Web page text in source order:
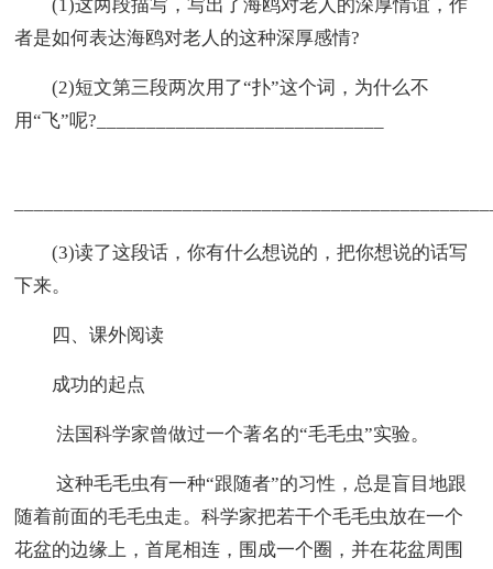
(1)这两段描写，写出了海鸥对老人的深厚情谊，作
者是如何表达海鸥对老人的这种深厚感情?
(2)短文第三段两次用了“扑”这个词，为什么不
用“飞”呢?_____________________________
(3)读了这段话，你有什么想说的，把你想说的话写
下来。
四、课外阅读
成功的起点
法国科学家曾做过一个著名的“毛毛虫”实验。
这种毛毛虫有一种“跟随者”的习性，总是盲目地跟
随着前面的毛毛虫走。科学家把若干个毛毛虫放在一个
花盆的边缘上，首尾相连，围成一个圈，并在花盆周围